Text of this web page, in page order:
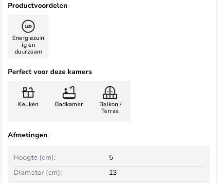
Productvoordelen
Energiezuin
ig en
duurzaam
Perfect voor deze kamers
Keuken Badkamer
Balkon /
Terras
Afmetingen
Hoogte (cm):
5
Diameter (cm):
13